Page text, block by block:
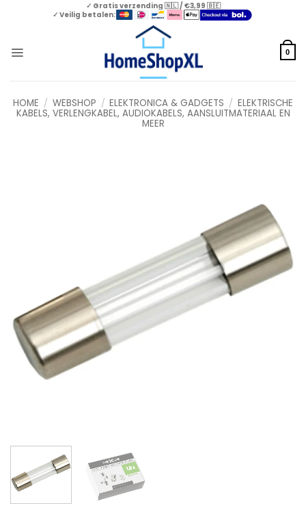
✓ Gratis verzending 🇳🇱 / €3,99 🇧🇪
✓ Veilig betalen:
0
HOME / WEBSHOP / ELEKTRONICA & GADGETS / ELEKTRISCHE
KABELS, VERLENGKABEL, AUDIOKABELS, AANSLUITMATERIAAL EN
MEER